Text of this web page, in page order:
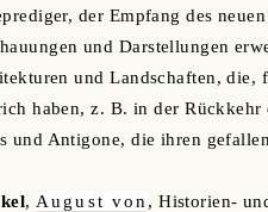
der Empfang des
und Darstellungen
und Landschaften, die,
haben, z. B. in der Rückkehr
und Antigone, die ihren
, August von , Historien-